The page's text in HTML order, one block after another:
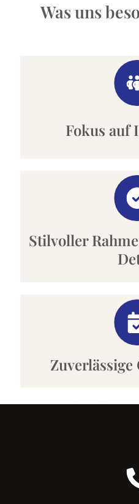
Was uns
Fokus auf
Stilvoller